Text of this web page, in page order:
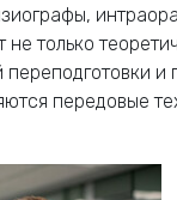
не только
передовые